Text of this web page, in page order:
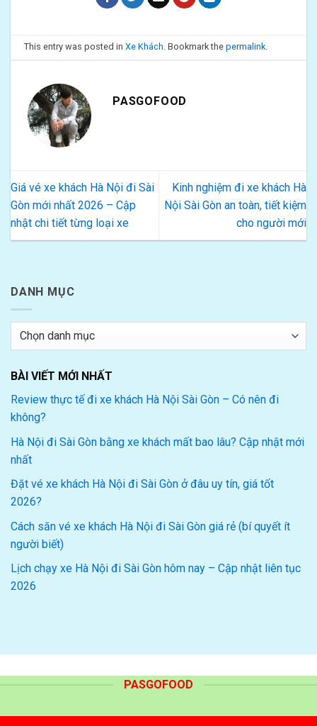
This entry was posted inXe Khách. Bookmark thepermalink.
PASGOFOOD
Giá vé xe khách Hà Nội đi Sài
Gòn mới nhất 2026 – Cập
nhật chi tiết từng loại xe
Kinh nghiệm đi xe khách Hà
Nội Sài Gòn an toàn, tiết kiệm
cho người mới
DANH MỤC
Danh
BÀI VIẾT MỚI NHẤT
Review thực tế đi xe khách Hà Nội Sài Gòn – Có nên đi
không?
Hà Nội đi Sài Gòn bằng xe khách mất bao lâu? Cập nhật mới
nhất
Đặt vé xe khách Hà Nội đi Sài Gòn ở đâu uy tín, giá tốt
2026?
Cách săn vé xe khách Hà Nội đi Sài Gòn giá rẻ (bí quyết ít
người biết)
Lịch chạy xe Hà Nội đi Sài Gòn hôm nay – Cập nhật liên tục
2026
PASGOFOOD